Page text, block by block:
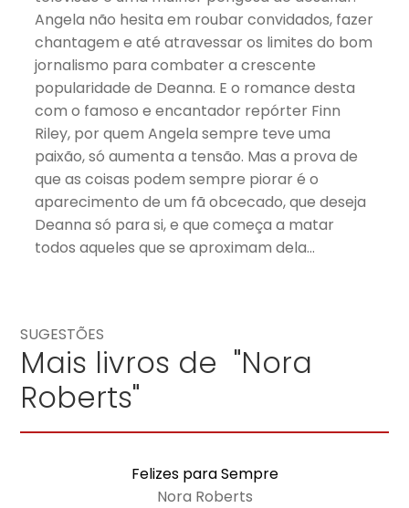
Angela não hesita em roubar convidados, fazer
chantagem e até atravessar os limites do bom
jornalismo para combater a crescente
popularidade de Deanna. E o romance desta
com o famoso e encantador repórter Finn
Riley, por quem Angela sempre teve uma
paixão, só aumenta a tensão. Mas a prova de
que as coisas podem sempre piorar é o
aparecimento de um fã obcecado, que deseja
Deanna só para si, e que começa a matar
todos aqueles que se aproximam dela…
SUGESTÕES
Mais livros de "Nora
Roberts"
Felizes para Sempre
Nora Roberts